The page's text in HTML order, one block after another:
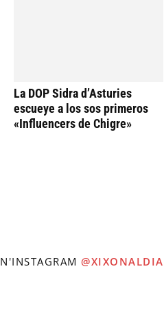
La DOP Sidra d’Asturies
escueye a los sos primeros
«Influencers de Chigre»
@XIXONALDIA